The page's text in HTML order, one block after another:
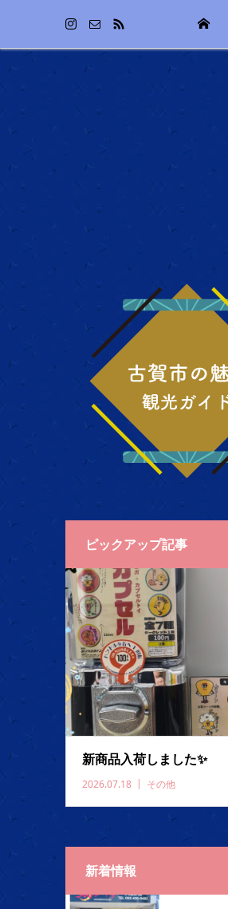
ピックアップ記事
新商品入荷しました✨️
2026.07.18 その他
新着情報